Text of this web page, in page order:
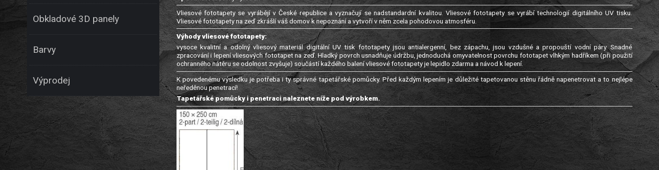
Vliesové fototapety se vyrábějí v České republice a vyznačují se nadstandardní kvalitou. Vliesové fototapety se vyrábí technologií digitálního UV tisku.
Vliesové fototapety na zeď zkrášlí váš domov k nepoznání a vytvoří v něm zcela pohodovou atmosféru.
Výhody vliesové fototapety:
vysoce kvalitní a odolný vliesový materiál digitální UV tisk fototapety jsou antialergenní, bez zápachu, jsou vzdušné a propouští vodní páry. Snadné
zpracování i lepení vliesových fototapet na zeď. Hladký povrch usnadňuje údržbu, jednoduchá omyvatelnost povrchu fototapet vlhkým hadříkem (při použití
ochranného nátěru se odolnost zvyšuje) součástí každého balení vliesové fototapety je lepidlo zdarma a návod k lepení.
K povedenému výsledku je potřeba i ty správné tapetářské pomůcky. Před každým lepením je důležité tapetovanou stěnu řádně napenetrovat a to nejlépe
neředěnou penetrací!
Tapetářské pomůcky i penetraci naleznete níže pod výrobkem.
Obkladové 3D panely
Barvy
Výprodej